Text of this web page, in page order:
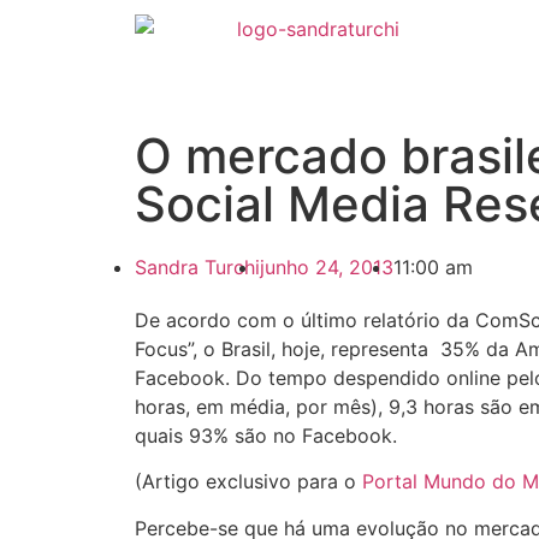
O mercado
Social Media
Sandra Turchijunho 24, 201311:00 am
De acordo com o último relatório da
Focus”, o Brasil, hoje, representa 35% da
Facebook. Do tempo despendido online
horas, em média, por mês), 9,3 horas são
quais 93% são no Facebook.
(Artigo exclusivo para o Portal Mundo do
Percebe-se que há uma evolução no